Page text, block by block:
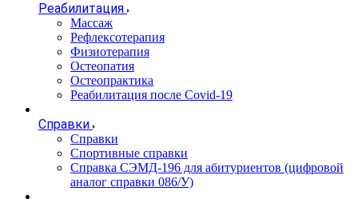
Реабилитация
Массаж
Рефлексотерапия
Физиотерапия
Остеопатия
Остеопрактика
Реабилитация после Covid-19
Справки
Справки
Спортивные справки
Справка СЭМД‑196 для абитуриентов (цифровой
аналог справки 086/У)